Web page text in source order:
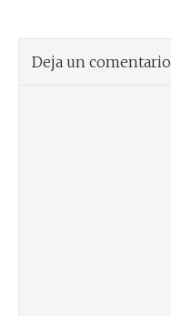
Deja un comentario